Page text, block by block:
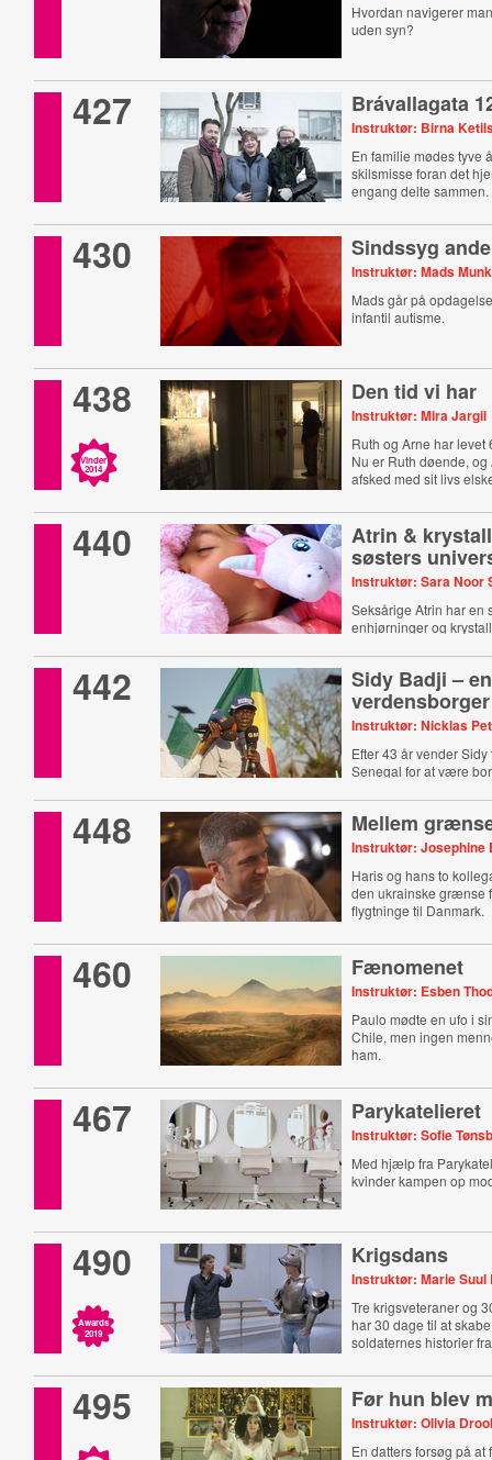
Hvordan navigerer
uden syn?
427 Brávallagata
Instruktør: Birna
En familie mødes tyve
skilsmisse foran det
engang delte sammen.
430 Sindssyg
Instruktør: Mads
Mads går på
infantil autisme.
438
Vinder
2014
Den tid vi har
Instruktør: Mira Jargil
Ruth og Arne har levet
Nu er Ruth døende,
afsked med sit livs
440 Atrin &
søsters
Instruktør: Sara Noor
Seksårige Atrin har en
enhjørninger og
442 Sidy Badji – en
verdensborger
Instruktør: Nicklas
Efter 43 år vender
Senegal for at være
448 Mellem
Instruktør: Josephine
Haris og hans to
den ukrainske grænse
flygtninge til Danmark.
460 Fænomenet
Instruktør: Esben
Paulo mødte en ufo i
Chile, men ingen
ham.
467 Parykatelieret
Instruktør: Sofie
Med hjælp fra
kvinder kampen op
490
Awards
2019
Krigsdans
Instruktør: Marie
Tre krigsveteraner og
har 30 dage til at
soldaternes historier
495 Før hun blev
Instruktør: Olivia
En datters forsøg på at